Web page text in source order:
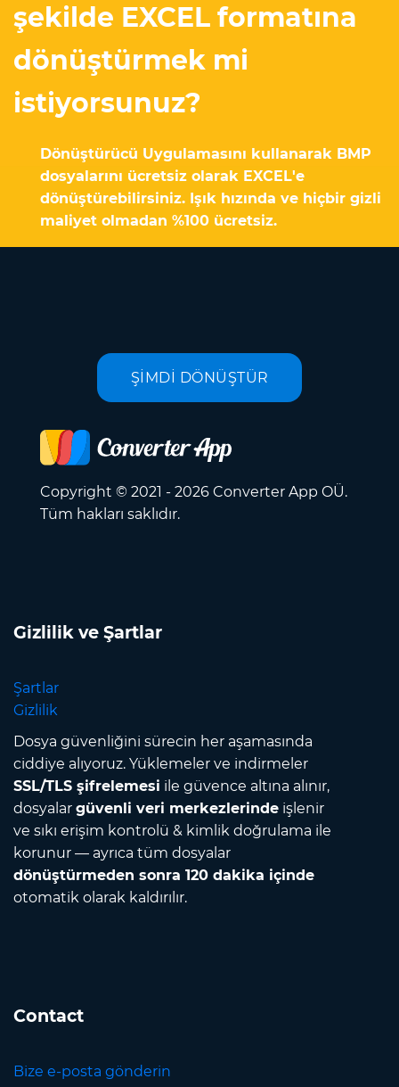
şekilde EXCEL formatına
dönüştürmek mi
istiyorsunuz?
Dönüştürücü Uygulamasını kullanarak BMP
dosyalarını ücretsiz olarak EXCEL'e
dönüştürebilirsiniz. Işık hızında ve hiçbir gizli
maliyet olmadan %100 ücretsiz.
ŞİMDİ DÖNÜŞTÜR
Copyright © 2021 - 2026 Converter App OÜ.
Tüm hakları saklıdır.
Gizlilik ve Şartlar
Şartlar
Gizlilik
Dosya güvenliğini sürecin her aşamasında
ciddiye alıyoruz. Yüklemeler ve indirmeler
SSL/TLS şifrelemesi ile güvence altına alınır,
dosyalar güvenli veri merkezlerinde işlenir
ve sıkı erişim kontrolü & kimlik doğrulama ile
korunur — ayrıca tüm dosyalar
dönüştürmeden sonra 120 dakika içinde
otomatik olarak kaldırılır.
Contact
Bize e-posta gönderin